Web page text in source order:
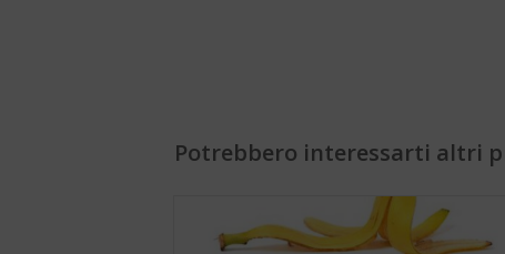
Potrebbero interessarti altri